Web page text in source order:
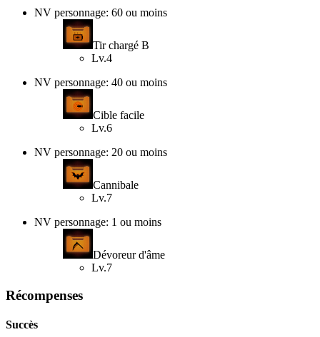
NV personnage: 60 ou moins
Tir chargé B
Lv.4
NV personnage: 40 ou moins
Cible facile
Lv.6
NV personnage: 20 ou moins
Cannibale
Lv.7
NV personnage: 1 ou moins
Dévoreur d'âme
Lv.7
Récompenses
Succès